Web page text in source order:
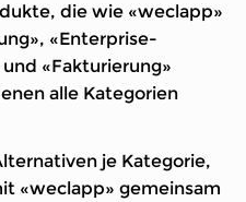
die wie «weclapp»
«Enterprise-
«Fakturierung»
alle Kategorien
je Kategorie,
«weclapp» gemeinsam